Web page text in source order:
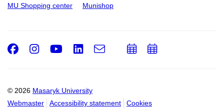
MU Shopping center Munishop
© 2026 Masaryk University
Webmaster
Accessibility statement Cookies
Facebook
Instagram
Youtube
LinkedIn
e-
AddAdd